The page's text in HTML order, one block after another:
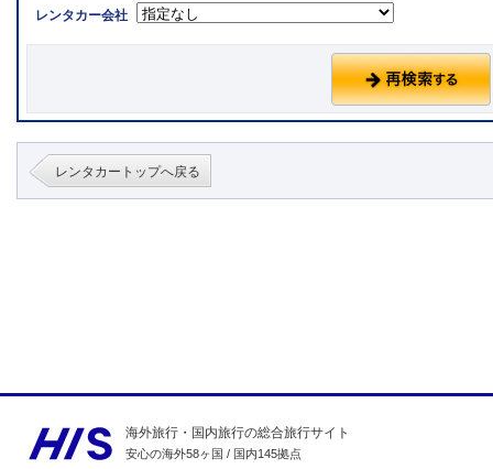
レンタカー会社
レンタカートップへ戻る
海外旅行・国内旅行の総合旅行サイト
安心の海外58ヶ国 / 国内145拠点